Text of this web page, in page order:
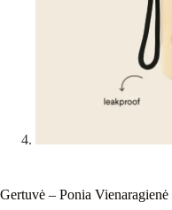
Gertuvė – Ponia Vienaragienė